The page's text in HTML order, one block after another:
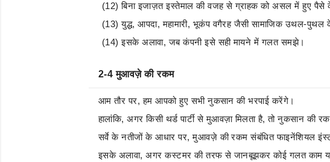
(12) बिना इजाज़त इस्तेमाल की वजह से ग्राहक को असल में हुए
(13) युद्ध, आपदा, महामारी, भूकंप वगैरह जैसी सामाजिक उथल-पुथल
(14) इसके अलावा, जब कंपनी इसे सही मायने में गलत समझे।
2-4 मुआवज़े की रकम
आम तौर पर, हम आपको हुए सभी नुकसान की भरपाई करेंगे।
हालांकि, अगर किसी थर्ड पार्टी से मुआवज़ा मिलता है, तो नुकसान
सर्वे के नतीजों के आधार पर, मुआवज़े की रकम संबंधित फाइनेंशियल
इसके अलावा, अगर कस्टमर की तरफ से जानबूझकर कोई गलत काम या